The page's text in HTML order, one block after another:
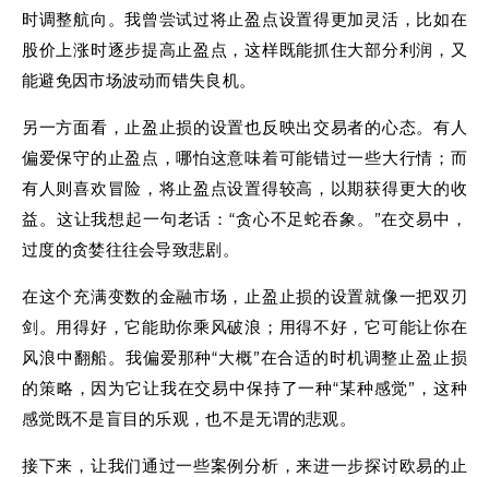
时调整航向。我曾尝试过将止盈点设置得更加灵活，比如在
股价上涨时逐步提高止盈点，这样既能抓住大部分利润，又
能避免因市场波动而错失良机。
另一方面看，止盈止损的设置也反映出交易者的心态。有人
偏爱保守的止盈点，哪怕这意味着可能错过一些大行情；而
有人则喜欢冒险，将止盈点设置得较高，以期获得更大的收
益。这让我想起一句老话：“贪心不足蛇吞象。”在交易中，
过度的贪婪往往会导致悲剧。
在这个充满变数的金融市场，止盈止损的设置就像一把双刃
剑。用得好，它能助你乘风破浪；用得不好，它可能让你在
风浪中翻船。我偏爱那种“大概”在合适的时机调整止盈止损
的策略，因为它让我在交易中保持了一种“某种感觉”，这种
感觉既不是盲目的乐观，也不是无谓的悲观。
接下来，让我们通过一些案例分析，来进一步探讨欧易的止